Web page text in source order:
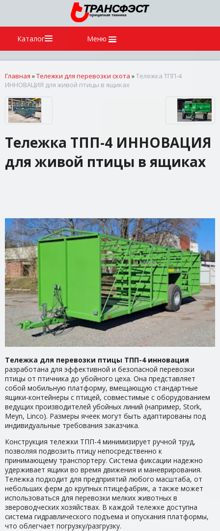
Каталог Меню
Главная »Тележки для перевозки скота »Тележка ТПП-4
ИННОВАЦИЯ для живой птицы в ящиках
Тележка ТПП-4 ИННОВАЦИЯ
для живой птицы в ящиках
Тележка для перевозки птицы ТПП-4 инновация
разработана для эффективной и безопасной перевозки
птицы от птичника до убойного цеха. Она представляет
собой мобильную платформу, вмещающую стандартные
ящики-контейнеры с птицей, совместимые с оборудованием
ведущих производителей убойных линий (например, Stork,
Meyn, Linco). Размеры ячеек могут быть адаптированы под
индивидуальные требования заказчика.
Конструкция тележки ТПП-4 минимизирует ручной труд,
позволяя подвозить птицу непосредственно к
принимающему транспортеру. Система фиксации надежно
удерживает ящики во время движения и маневрирования.
Тележка подходит для предприятий любого масштаба, от
небольших ферм до крупных птицефабрик, а также может
использоваться для перевозки мелких животных в
звероводческих хозяйствах. В каждой тележке доступна
система гидравлического подъема и опускания платформы,
что облегчает погрузку/разгрузку.